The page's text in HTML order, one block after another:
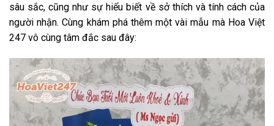
sâu sắc, cũng như sự hiểu biết về sở thích và tính cách của
người nhận. Cùng khám phá thêm một vài mẫu mà Hoa Việt
247 vô cùng tâm đắc sau đây: